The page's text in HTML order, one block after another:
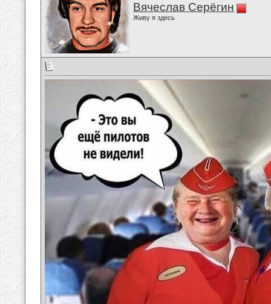
Вячеслав Серёгин
Живу я здесь